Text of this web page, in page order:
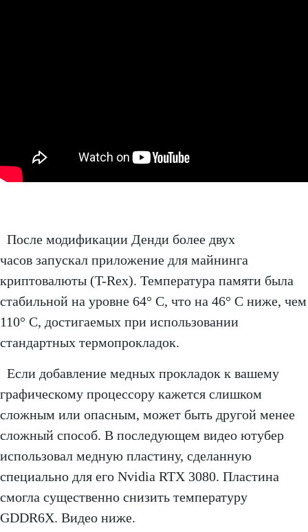
После модификации Денди более двух
часов запускал приложение для майнинга
криптовалюты (T-Rex). Температура памяти была
стабильной на уровне 64° C, что на 46° C ниже, чем
110° C, достигаемых при использовании
стандартных термопрокладок.
Если добавление медных прокладок к вашему
графическому процессору кажется слишком
сложным или опасным, может быть другой менее
сложный способ. В последующем видео ютубер
использовал медную пластину, сделанную
специально для его Nvidia RTX 3080. Пластина
смогла существенно снизить температуру
GDDR6X. Видео ниже.